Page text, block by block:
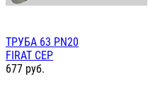
ТРУБА 63 PN20
FIRAT СЕР
677 руб.